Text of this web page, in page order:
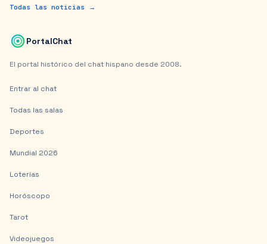
Todas las noticias →
PortalChat
El portal histórico del chat hispano desde 2008.
Entrar al chat
Todas las salas
Deportes
Mundial 2026
Loterías
Horóscopo
Tarot
Videojuegos